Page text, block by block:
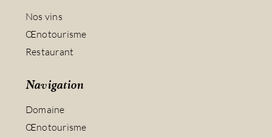
Nos vins
Œnotourisme
Restaurant
Navigation
Domaine
Œnotourisme